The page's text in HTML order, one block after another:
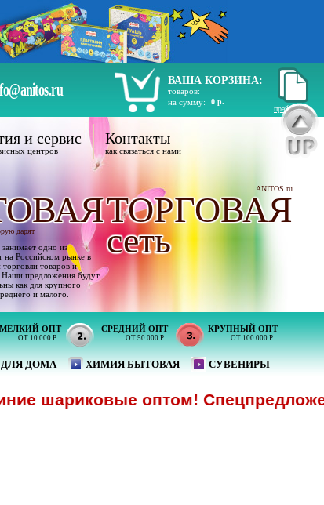
ВАША КОРЗИНА:
товаров:
на сумму:
0 р.
прайс лист
МЕЛКИЙ ОПТ
ОТ 10 000 Р
СРЕДНИЙ ОПТ
ОТ 50 000 Р
КРУПНЫЙ ОПТ
ОТ 100 000 Р
ДОМА ХИМИЯ БЫТОВАЯ СУВЕНИРЫ
и сервис
центров
Контакты
как связаться с нами
ANITOS.ru
ТОРГОВАЯ
дарят
одно из
Российском рынке в
торговли товаров и
Наши предложения будут
как для крупного
и малого.
сеть
оптом! Спецпредложение!